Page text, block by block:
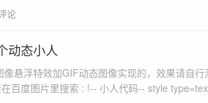
论
动态小人
悬浮特效加GIF动态图像实现的，效果请自行
!-- 小人代码-- style type=text/css img{border:0px;}